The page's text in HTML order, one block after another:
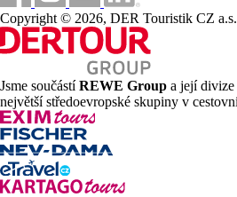
Copyright © 2026, DER Touristik CZ a.s.
Jsme součástíREWE Group a její divize
největší středoevropské skupiny v